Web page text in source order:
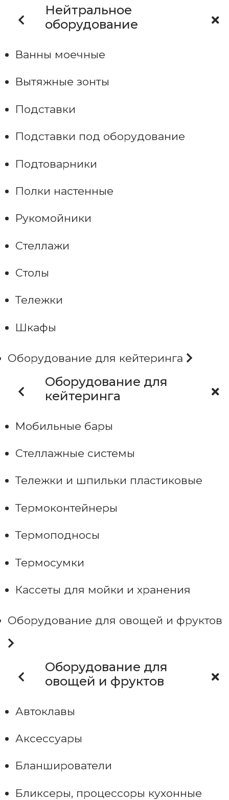
Нейтральное
оборудование
Ванны моечные
Вытяжные зонты
Подставки
Подставки под оборудование
Подтоварники
Полки настенные
Рукомойники
Стеллажи
Столы
Тележки
Шкафы
Оборудование для кейтеринга
Оборудование для
кейтеринга
Мобильные бары
Стеллажные системы
Тележки и шпильки пластиковые
Термоконтейнеры
Термоподносы
Термосумки
Кассеты для мойки и хранения
Оборудование для овощей и фруктов
Оборудование для
овощей и фруктов
Автоклавы
Аксессуары
Бланширователи
Бликсеры, процессоры кухонные